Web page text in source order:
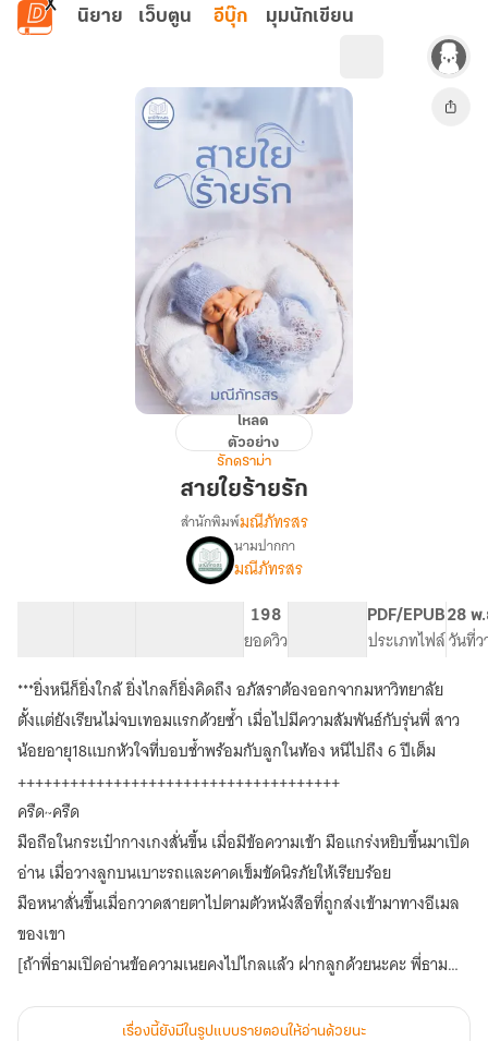
ข้ามไปยังเนื้อหาหลัก
นิยาย เว็บตูน อีบุ๊ก มุมนักเขียน
สายใย
โหลด
ตัวอย่าง
รักดราม่า
สายใยร้ายรัก
เรื่อง
สายใย
ร้าย
รัก[E-
BOOK
พร้อม
โหลด]
สำนักพิมพ์มณีภัทรสร
นามปากกา
มณีภัทรสร
198
ยอดวิว
PDF/EPUB
ประเภทไฟล์
28 พ
วันที่ว
***ยิ่งหนีก็ยิ่งใกล้ ยิ่งไกลก็ยิ่งคิดถึง อภัสราต้องออกจากมหาวิทยาลัย
ตั้งแต่ยังเรียนไม่จบเทอมแรกด้วยซ้ำ เมื่อไปมีความสัมพันธ์กับรุ่นพี่ สาว
น้อยอายุ18แบกหัวใจที่บอบช้ำพร้อมกับลูกในท้อง หนีไปถึง 6 ปีเต็ม
+++++++++++++++++++++++++++++++++++++
ครืด~ครืด
มือถือในกระเป๋ากางเกงสั่นขึ้น เมื่อมีข้อความเข้า มือแกร่งหยิบขึ้นมาเปิด
อ่าน เมื่อวางลูกบนเบาะรถและคาดเข็มขัดนิรภัยให้เรียบร้อย
มือหนาสั่นขึ้นเมื่อกวาดสายตาไปตามตัวหนังสือที่ถูกส่งเข้ามาทางอีเมล
ของเขา
[ถ้าพี่ธามเปิดอ่านข้อความเนยคงไปไกลแล้ว ฝากลูกด้วยนะคะ พี่ธาม
คะว่าลูกเป็นโรคG6PD ต้องระวังเรื่องอาหารและยาบางตัว เนยจดราย
เรื่องนี้ยังมีในรูปแบบรายตอนให้อ่านด้วยนะ